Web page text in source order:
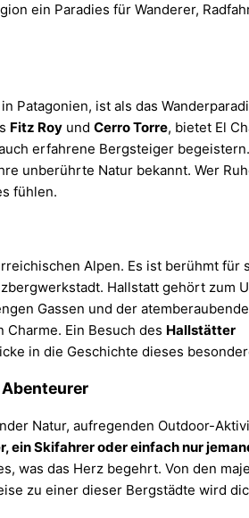
ein Paradies für Wanderer,
in Patagonien, ist als das
Fitz Roy und Cerro Torre, bietet El
erfahrene Bergsteiger
unberührte Natur bekannt. Wer
fühlen.
Alpen. Es ist berühmt für
Hallstatt gehört zum
Gassen und der
Ein Besuch des Hallstätter
in die Geschichte dieses
Natur, aufregenden Outdoor-
ein Skifahrer oder einfach nur
was das Herz begehrt. Von den
zu einer dieser Bergstädte wird